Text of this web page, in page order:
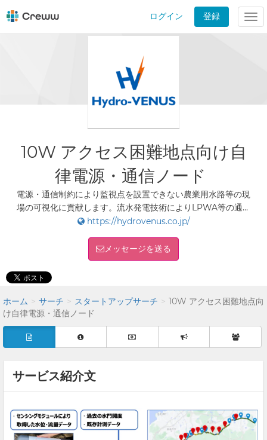
ログイン 登録
10W アクセス困難地点向け⾃
律電源・通信ノード
電源・通信制約により監視点を設置できない農業用水路等の現
場の可視化に貢献します。流水発電技術によりLPWA等の通信
機器への電源供給を行います。
https://hydrovenus.co.jp/
メッセージを送る
ホーム サーチ スタートアップサーチ
10W アクセス困難地点向
け⾃律電源・通信ノード
サービス紹介文